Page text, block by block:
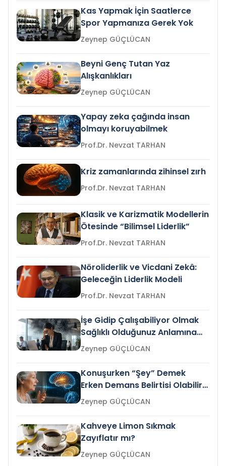
Kas Yapmak İçin Saatlerce
Spor Yapmanıza Gerek Yok
Zeynep GÜÇLÜCAN
Beyni Genç Tutan Yaz
Alışkanlıkları
Zeynep GÜÇLÜCAN
Yapay zeka çağında insan
olmayı koruyabilmek
Prof.Dr. Nevzat TARHAN
Kriz zamanlarında zihinsel zırh
Prof.Dr. Nevzat TARHAN
Klasik ve Karizmatik Modellerin
Ötesinde “Bilimsel Liderlik”
Prof.Dr. Nevzat TARHAN
Nöroliderlik ve Vicdani Zekâ:
Geleceğin Liderlik Modeli
Prof.Dr. Nevzat TARHAN
İşe Gidip Çalışabiliyor Olmak
Sağlıklı Olduğunuz Anlamına
Gelir mi?Zeynep GÜÇLÜCAN
Konuşurken “Şey” Demek
Erken Demans Belirtisi Olabilir
mi?
Zeynep GÜÇLÜCAN
Kahveye Limon Sıkmak
Zayıflatır mı?
Zeynep GÜÇLÜCAN